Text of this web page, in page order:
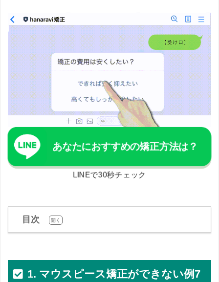
あなたにおすすめの矯正方法は？
LINEで30秒チェック
目次 開く
1. マウスピース矯正ができない例7